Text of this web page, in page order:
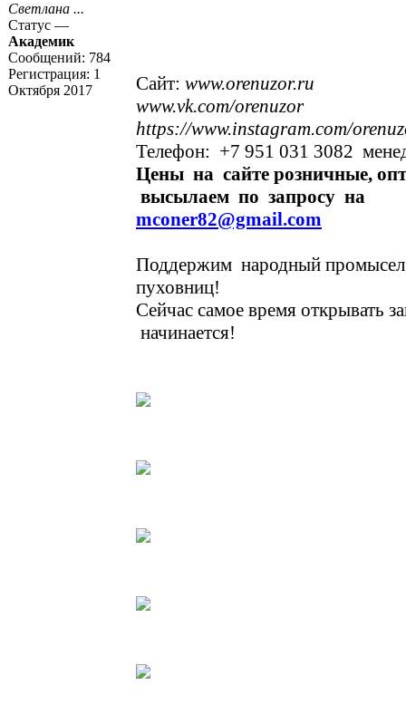
Светлана ...
Статус —
Академик
Сообщений: 784
Регистрация: 1
Октября 2017
Cайт: www.orenuzor.ru
www.vk.com/orenuzor
https://www.instagram.com/
Телефон: +7 951 031 3082
Цены на сайте розничные,
высылаем по запросу на
mconer82@gmail.com
Поддержим народный промысел
пуховниц!
Сейчас самое время открывать
начинается!